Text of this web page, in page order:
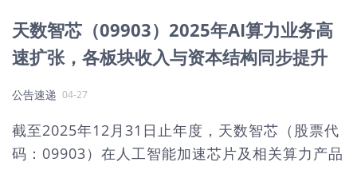
天数智芯（09903）2025年AI算力业务高
速扩张，各板块收入与资本结构同步提升
公告速递 04-27
截至2025年12月31日止年度，天数智芯（股票代
码：09903）在人工智能加速芯片及相关算力产品